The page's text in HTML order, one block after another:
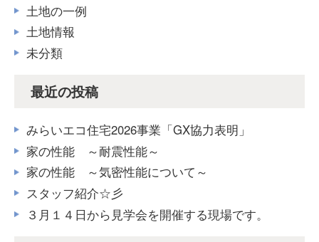
土地の一例
土地情報
未分類
最近の投稿
みらいエコ住宅2026事業「GX協力表明」
家の性能 ～耐震性能～
家の性能 ～気密性能について～
スタッフ紹介☆彡
３月１４日から見学会を開催する現場です。